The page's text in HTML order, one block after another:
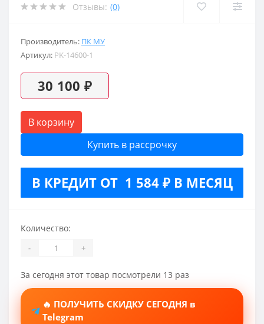
Отзывы: (0)
Производитель: ПК МУ
Артикул: PK-14600-1
30 100 ₽
В корзину
Купить в рассрочку
В КРЕДИТ ОТ 1 584 ₽ В МЕСЯЦ
Количество:
- +
За сегодня этот товар посмотрели 13 раз
🔥 ПОЛУЧИТЬ СКИДКУ СЕГОДНЯ в
Telegram